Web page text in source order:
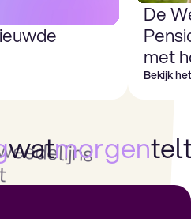
De
met
Bekijk
watmorgen